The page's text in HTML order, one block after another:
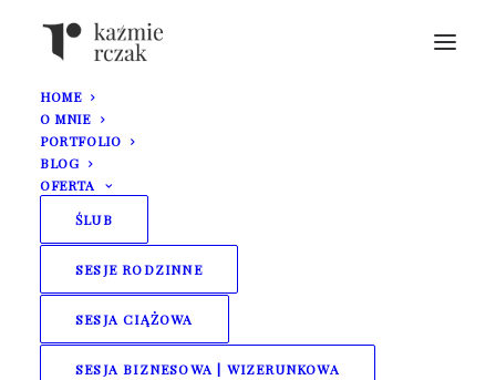
HOME
O MNIE
PORTFOLIO
BLOG
OFERTA
ŚLUB
SESJE RODZINNE
SESJA CIĄŻOWA
SESJA BIZNESOWA | WIZERUNKOWA